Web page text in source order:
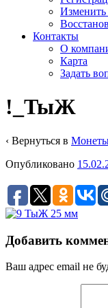
Контакты
О
Карта
Задать
!_ТыЖ
‹ Вернуться в
Опубликовано
Добавить
Ваш адрес email не